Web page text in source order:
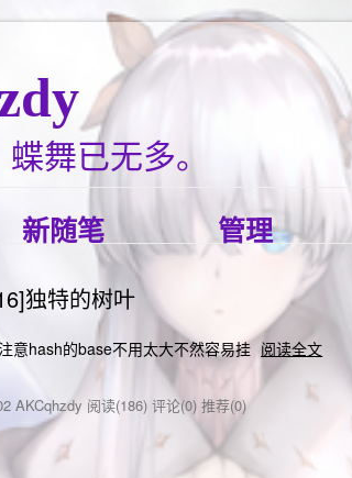
舞已无多。
新随笔 管理
独特的树叶
意hash的base不用太大不然容易挂 阅读全文
AKCqhzdy 阅读(186) 评论(0) 推荐(0)